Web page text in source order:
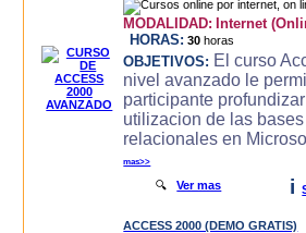
MODALIDAD: Internet
HORAS: 30 horas
OBJETIVOS: El curso
nivel avanzado le
participante
utilizacion de las
relacionales en
mas>>
🔍Ver mas i
ACCESS 2000 (DEMO GRATIS)